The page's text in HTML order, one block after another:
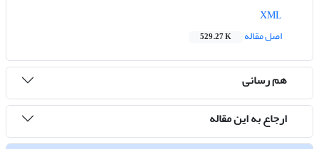
اصل مقاله
529.27 K
هم رسانی
ارجاع به این مقاله